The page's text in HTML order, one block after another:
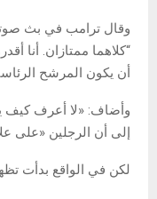
وقال ترامب في بث
“كلاهما ممتازان. أنا
أن يكون المرشح
وأضاف: «لا أعرف كيف
إلى أن الرجلين «على
لكن في الواقع بدأت